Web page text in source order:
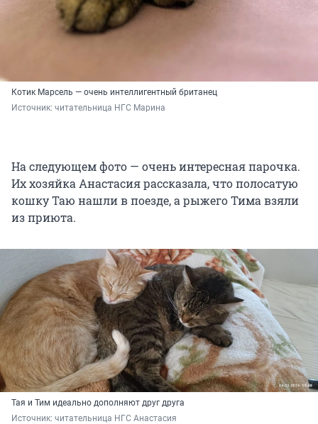
Котик Марсель — очень интеллигентный британец
Источник: читательница НГС Марина
На следующем фото — очень интересная парочка.
Их хозяйка Анастасия рассказала, что полосатую
кошку Таю нашли в поезде, а рыжего Тима взяли
из приюта.
Тая и Тим идеально дополняют друг друга
Источник: читательница НГС Анастасия